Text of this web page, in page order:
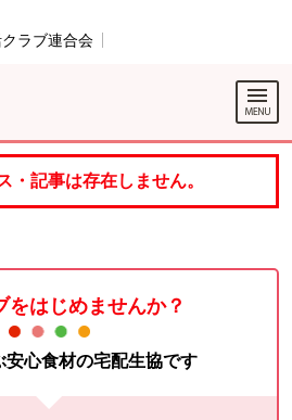
ラブ連合会
ューです。
キップする
まで。
・記事は存在しません。
をはじめませんか？
安心食材の宅配生協です